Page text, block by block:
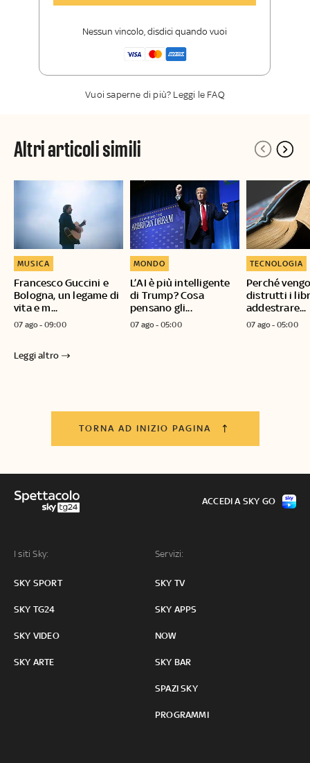
Nessun vincolo, disdici quando vuoi
Vuoi saperne di più? Leggi le FAQ
Altri articoli simili
Francesco Guccini e
Bologna, un legame di
vita e m...
MUSICA
07 ago - 09:00
L’AI è più intelligente
di Trump? Cosa
pensano gli...
MONDO
07 ago - 05:00
Perché
distrutti i
addestrare...
TECNOLOGIA
07 ago - 05:00
Leggi altro
TORNA AD INIZIO PAGINA
I siti Sky:
SKY SPORT
SKY TG24
SKY VIDEO
SKY ARTE
Servizi:
SKY TV
SKY APPS
NOW
SKY BAR
SPAZI SKY
PROGRAMMI
ACCEDI A SKY GO